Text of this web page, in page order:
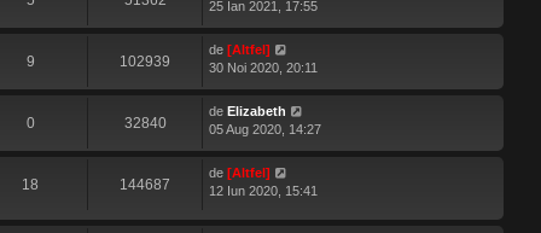
25 Ian 2021, 17:55
9 102939
de [Altfel]
30 Noi 2020, 20:11
0 32840
de Elizabeth
05 Aug 2020, 14:27
18 144687
de [Altfel]
12 Iun 2020, 15:41